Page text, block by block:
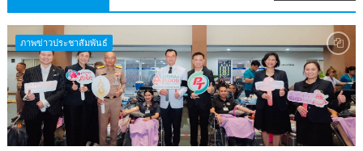
ภาพข่าวประชาสัมพันธ์